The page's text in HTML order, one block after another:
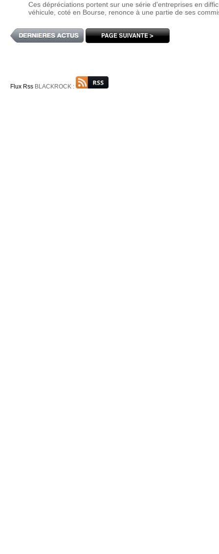
Ces dépréciations portent sur une série d'entreprises en
véhicule, coté en Bourse, renonce à une partie de ses
Flux Rss BLACKROCK :